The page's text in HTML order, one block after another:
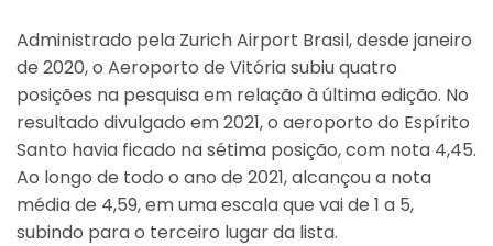
Administrado pela Zurich Airport Brasil, desde janeiro
de 2020, o Aeroporto de Vitória subiu quatro
posições na pesquisa em relação à última edição. No
resultado divulgado em 2021, o aeroporto do Espírito
Santo havia ficado na sétima posição, com nota 4,45.
Ao longo de todo o ano de 2021, alcançou a nota
média de 4,59, em uma escala que vai de 1 a 5,
subindo para o terceiro lugar da lista.